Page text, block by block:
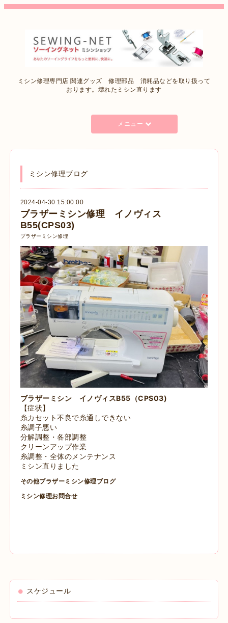
ミシン修理専門店 関連グッズ 修理部品 消耗品などを取り扱って
おります。壊れたミシン直ります
メニュー
ミシン修理ブログ
2024-04-30 15:00:00
ブラザーミシン修理 イノヴィス
B55(CPS03)
ブラザーミシン修理
ブラザーミシン イノヴィスB55（CPS03)
【症状】
糸カセット不良で糸通しできない
糸調子悪い
分解調整・各部調整
クリーンアップ作業
糸調整・全体のメンテナンス
ミシン直りました
その他ブラザーミシン修理ブログ
ミシン修理お問合せ
スケジュール